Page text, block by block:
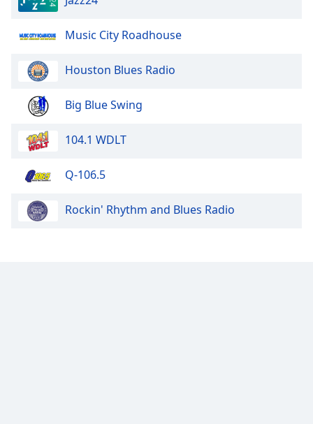
Music City Roadhouse
Houston Blues Radio
Big Blue Swing
104.1 WDLT
Q-106.5
Rockin' Rhythm and Blues Radio